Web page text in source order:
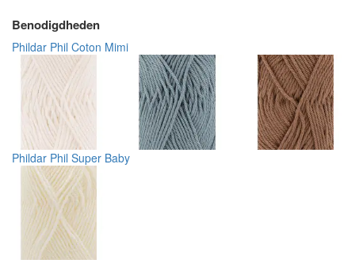
Benodigdheden
Phildar Phil Coton Mimi
Phildar Phil Super Baby